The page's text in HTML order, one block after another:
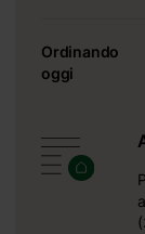
Ordinando
oggi